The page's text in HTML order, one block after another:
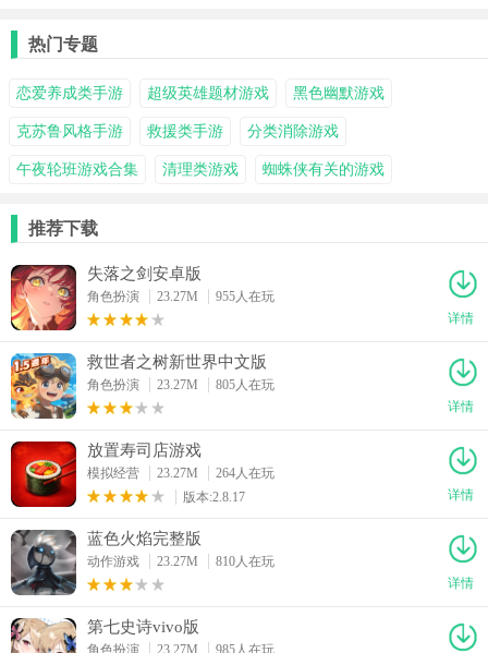
热门专题
恋爱养成类手游 超级英雄题材游戏 黑色幽默游戏
克苏鲁风格手游 救援类手游 分类消除游戏
午夜轮班游戏合集 清理类游戏 蜘蛛侠有关的游戏
推荐下载
失落之剑安卓版
角色扮演 23.27M
955人在玩
详情
救世者之树新世界中文版
角色扮演 23.27M
805人在玩
详情
放置寿司店游戏
模拟经营 23.27M
264人在玩
版本:2.8.17
详情
蓝色火焰完整版
动作游戏 23.27M
810人在玩
详情
第七史诗vivo版